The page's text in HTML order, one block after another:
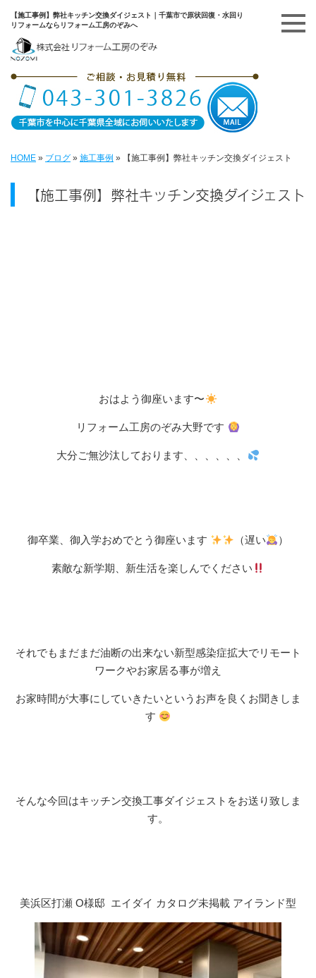
【施工事例】弊社キッチン交換ダイジェスト｜千葉市で原状回復・水回り
リフォームならリフォーム工房のぞみへ
HOME » ブログ » 施工事例 » 【施工事例】弊社キッチン交換ダイジェスト
【施工事例】弊社キッチン交換ダイジェスト
おはよう御座います〜
リフォーム工房のぞみ大野です
大分ご無沙汰しております、、、、、、
御卒業、御入学おめでとう御座います （遅い ）
素敵な新学期、新生活を楽しんでください
それでもまだまだ油断の出来ない新型感染症拡大でリモート
ワークやお家居る事が増え
お家時間が大事にしていきたいというお声を良くお聞きしま
す
そんな今回はキッチン交換工事ダイジェストをお送り致しま
す。
美浜区打瀬 O様邸 エイダイ カタログ未掲載 アイランド型